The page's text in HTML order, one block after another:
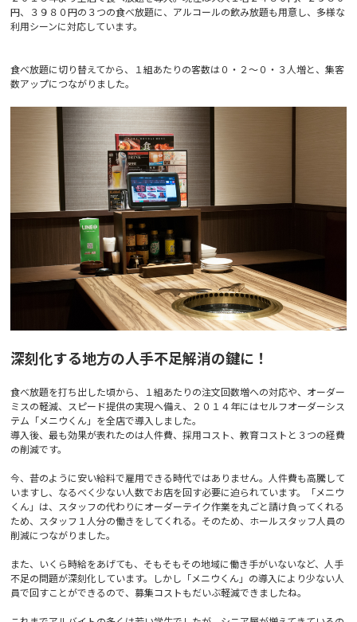
円、３９８０円の３つの食べ放題に、アルコールの飲み放題も用意し、多様な
利用シーンに対応しています。
食べ放題に切り替えてから、１組あたりの客数は０・２〜０・３人増と、集客
数アップにつながりました。
深刻化する地方の人手不足解消の鍵に！
食べ放題を打ち出した頃から、１組あたりの注文回数増への対応や、オーダー
ミスの軽減、スピード提供の実現へ備え、２０１４年にはセルフオーダーシス
テム「メニウくん」を全店で導入しました。
導入後、最も効果が表れたのは人件費、採用コスト、教育コストと３つの経費
の削減です。
今、昔のように安い給料で雇用できる時代ではありません。人件費も高騰して
いますし、なるべく少ない人数でお店を回す必要に迫られています。「メニウ
くん」は、スタッフの代わりにオーダーテイク作業を丸ごと請け負ってくれる
ため、スタッフ１人分の働きをしてくれる。そのため、ホールスタッフ人員の
削減につながりました。
また、いくら時給をあげても、そもそもその地域に働き手がいないなど、人手
不足の問題が深刻化しています。しかし「メニウくん」の導入により少ない人
員で回すことができるので、募集コストもだいぶ軽減できましたね。